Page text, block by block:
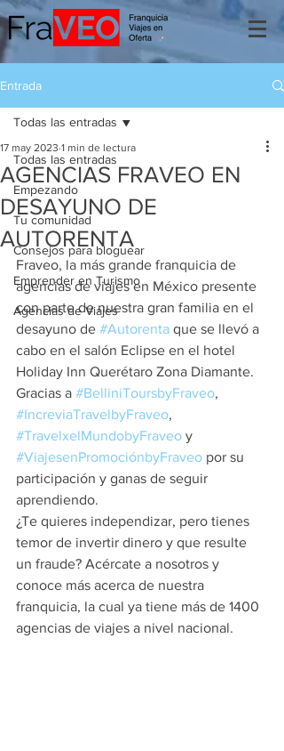
Entrada
Todas las entradas
Empezando
Tu comunidad
Consejos para bloguear
Emprender en Turismo
Agencias de Viajes
Todas las entradas
AGENCIAS FRAVEO EN
DESAYUNO DE
AUTORENTA
17 may 2023 1 min de lectura
Fraveo, la más grande franquicia de
agencias de viajes en México presente
con parte de nuestra gran familia en el
desayuno de #Autorenta que se llevó a
cabo en el salón Eclipse en el hotel
Holiday Inn Querétaro Zona Diamante.
Gracias a #BelliniToursbyFraveo,
#IncreviaTravelbyFraveo,
#TravelxelMundobyFraveo y
#ViajesenPromociónbyFraveo por su
participación y ganas de seguir
aprendiendo.
¿Te quieres independizar, pero tienes
temor de invertir dinero y que resulte
un fraude? Acércate a nosotros y
conoce más acerca de nuestra
franquicia, la cual ya tiene más de 1400
agencias de viajes a nivel nacional.